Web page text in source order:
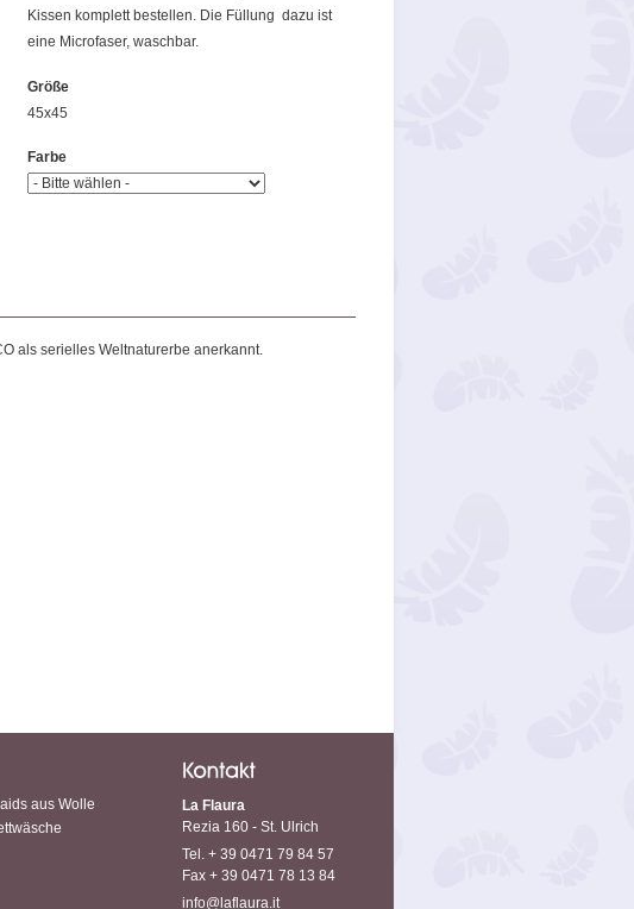
Kissen komplett bestellen. Die Füllung dazu ist
eine Microfaser, waschbar.
Größe
45x45
Farbe
als serielles Weltnaturerbe anerkannt.
aus Wolle
La Flaura
Rezia 160 - St. Ulrich
Tel. + 39 0471 79 84 57
Fax + 39 0471 78 13 84
info@laflaura.it